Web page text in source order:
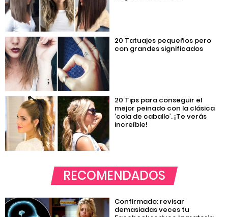
20 Tatuajes pequeños pero
con grandes significados
20 Tips para conseguir el
mejor peinado con la clásica
‘cola de caballo’. ¡Te verás
increíble!
RECOMENDADOS
Confirmado: revisar
demasiadas veces tu